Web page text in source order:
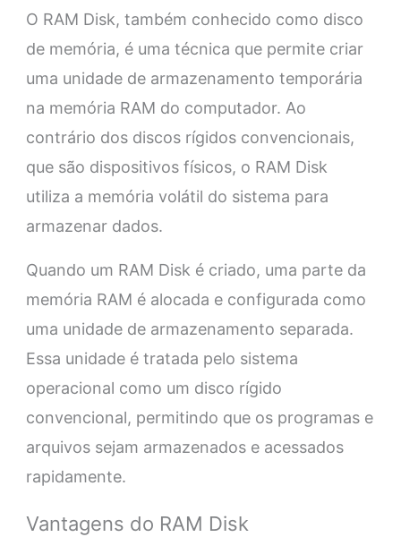
O RAM Disk, também conhecido como disco
de memória, é uma técnica que permite criar
uma unidade de armazenamento temporária
na memória RAM do computador. Ao
contrário dos discos rígidos convencionais,
que são dispositivos físicos, o RAM Disk
utiliza a memória volátil do sistema para
armazenar dados.
Quando um RAM Disk é criado, uma parte da
memória RAM é alocada e configurada como
uma unidade de armazenamento separada.
Essa unidade é tratada pelo sistema
operacional como um disco rígido
convencional, permitindo que os programas e
arquivos sejam armazenados e acessados
rapidamente.
Vantagens do RAM Disk